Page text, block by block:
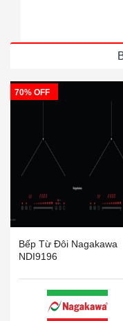
70% OFF
Bếp Từ Đôi Nagakawa
NDI9196